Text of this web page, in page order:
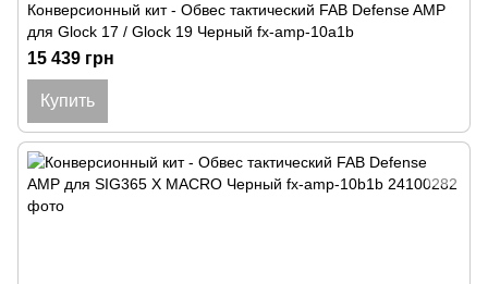
Конверсионный кит - Обвес тактический FAB Defense AMP
для Glock 17 / Glock 19 Черный fx-amp-10a1b
15 439 грн
Купить